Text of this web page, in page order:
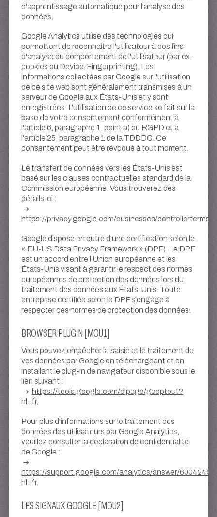
d'apprentissage automatique pour l'analyse des
données.
Google Analytics utilise des technologies qui
permettent de reconnaître l'utilisateur à des fins
d'analyse du comportement de l'utilisateur (par ex.
cookies ou Device-Fingerprinting). Les
informations collectées par Google sur l'utilisation
de ce site web sont généralement transmises à un
serveur de Google aux États-Unis et y sont
enregistrées. L'utilisation de ce service se fait sur la
base de votre consentement conformément à
l'article 6, paragraphe 1, point a) du RGPD et à
l'article 25, paragraphe 1 de la TDDDG. Ce
consentement peut être révoqué à tout moment.
Le transfert de données vers les États-Unis est
basé sur les clauses contractuelles standard de la
Commission européenne. Vous trouverez des
détails ici :
https://privacy.google.com/businesses/controllerterms/
Google dispose en outre d'une certification selon le
« EU-US Data Privacy Framework » (DPF). Le DPF
est un accord entre l'Union européenne et les
États-Unis visant à garantir le respect des normes
européennes de protection des données lors du
traitement des données aux États-Unis. Toute
entreprise certifiée selon le DPF s'engage à
respecter ces normes de protection des données.
BROWSER PLUGIN [MOU1]
Vous pouvez empêcher la saisie et le traitement de
vos données par Google en téléchargeant et en
installant le plug-in de navigateur disponible sous le
lien suivant :
https://tools.google.com/dlpage/gaoptout?
hl=fr.
Pour plus d'informations sur le traitement des
données des utilisateurs par Google Analytics,
veuillez consulter la déclaration de confidentialité
de Google :
https://support.google.com/analytics/answer/6004245?
hl=fr.
LES SIGNAUX GOOGLE [MOU2]